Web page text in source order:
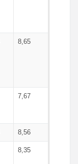
8,65
7,67
8,56
8,35